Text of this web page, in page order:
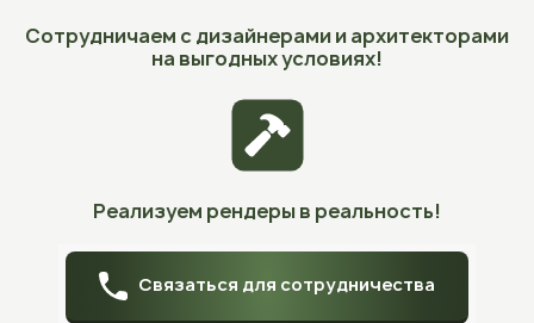
Сотрудничаем с дизайнерами и архитекторами
на выгодных условиях!
Реализуем рендеры в реальность!
Связаться для сотрудничества